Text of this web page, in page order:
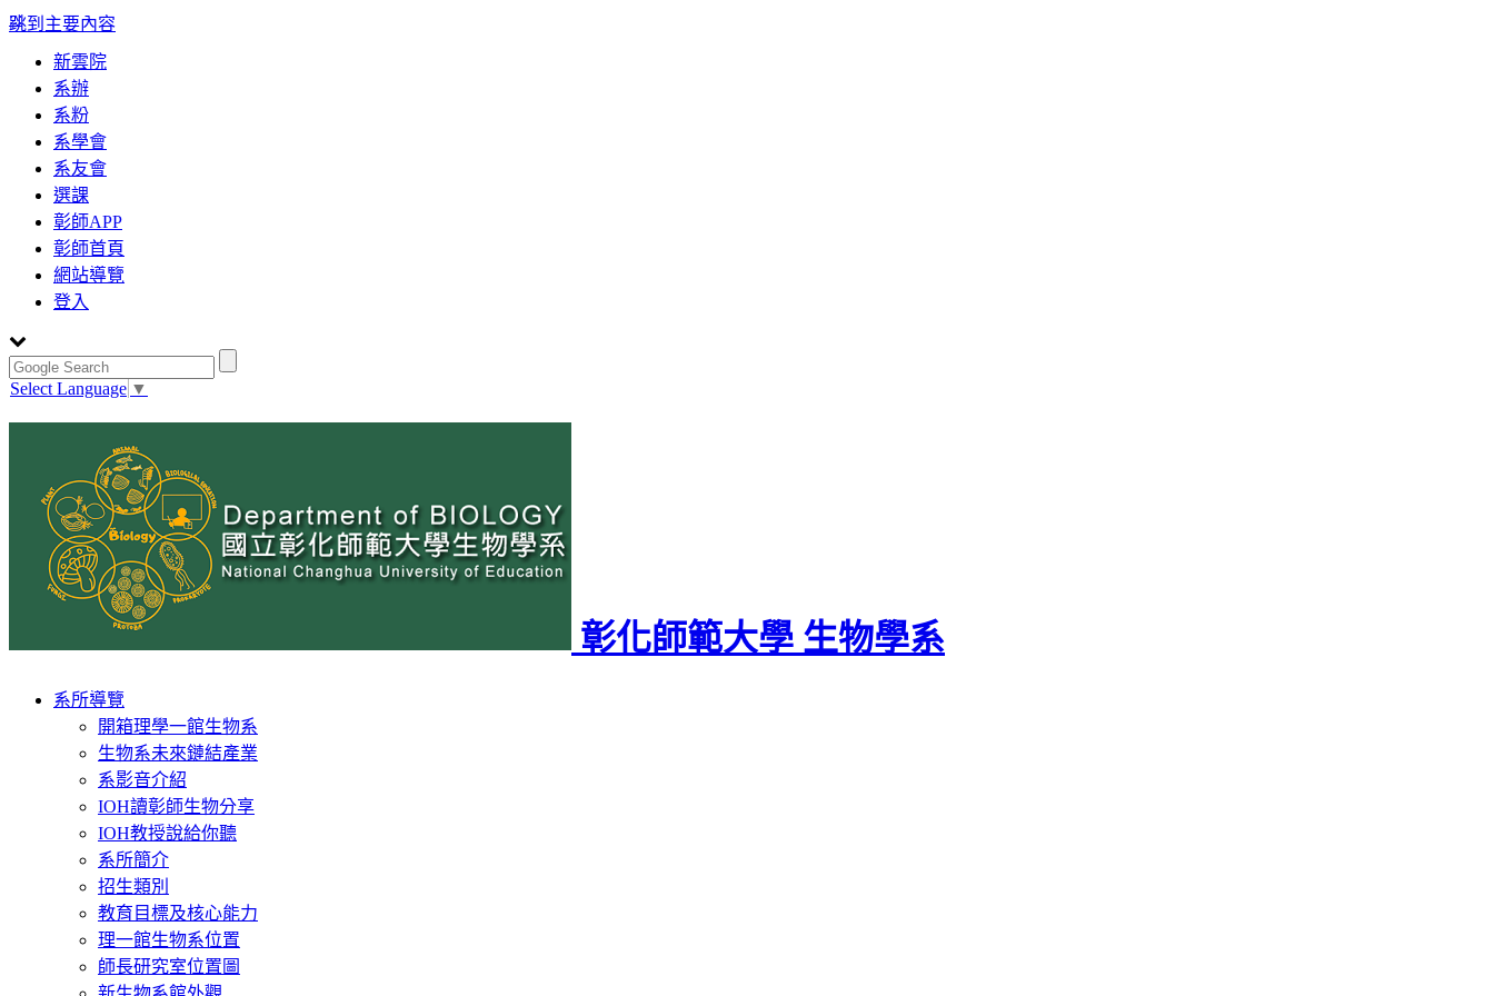
跳到主要內容
:::
新雲院
系辦
系粉
系學會
系友會
選課
彰師APP
彰師首頁
網站導覽
登入
Select Language ▼
彰化師範大學 生物學系
Toggle
navigation
系所導覽
開箱理學一館生物系
生物系未來鏈結產業
系影音介紹
IOH讀彰師生物分享
IOH教授說給你聽
系所簡介
招生類別
教育目標及核心能力
理一館生物系位置
師長研究室位置圖